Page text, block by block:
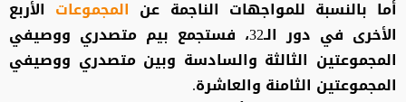
أما بالنسبة للمواجهات الناجمة عن المجموعات الأربع
الأخرى في دور الـ32، فستجمع بيم متصدري ووصيفي
المجموعتين الثالثة والسادسة وبين متصدري ووصيفي
المجموعتين الثامنة والعاشرة.